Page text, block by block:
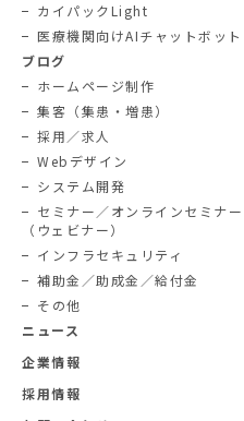
カイパックLight
医療機関向けAIチャットボット
ブログ
ホームページ制作
集客（集患・増患）
採用／求人
Webデザイン
システム開発
セミナー／オンラインセミナー
（ウェビナー）
インフラセキュリティ
補助金／助成金／給付金
その他
ニュース
企業情報
採用情報